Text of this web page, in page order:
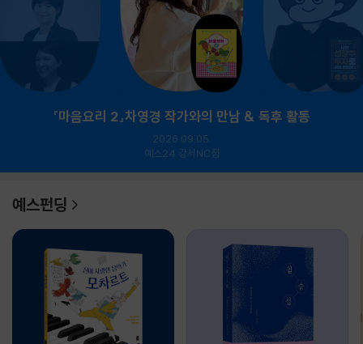
『마음요리 2』차영경 작가와의 만남 & 독후 활동
2026.09.05.
예스24 강서NC점
예스펀딩